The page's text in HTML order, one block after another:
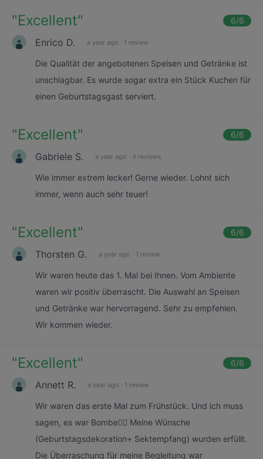
"Excellent" 6/6
Enrico D. a year ago · 1 review
Die Qualität der angebotenen Speisen und Getränke ist
unschlagbar. Es wurde sogar extra ein Stück Kuchen für
einen Geburtstagsgast serviert.
"Excellent" 6/6
Gabriele S. a year ago · 4 reviews
Wie immer extrem lecker! Gerne wieder. Lohnt sich
immer, wenn auch sehr teuer!
"Excellent" 6/6
Thorsten G. a year ago · 1 review
Wir waren heute das 1. Mal bei Ihnen. Vom Ambiente
waren wir positiv überrascht. Die Auswahl an Speisen
und Getränke war hervorragend. Sehr zu empfehlen.
Wir kommen wieder.
"Excellent" 6/6
Annett R. a year ago · 1 review
Wir waren das erste Mal zum Frühstück. Und ich muss
sagen, es war Bombe👌🏼 Meine Wünsche
(Geburtstagsdekoration+ Sektempfang) wurden erfüllt.
Die Überraschung für meine Begleitung war